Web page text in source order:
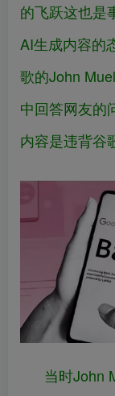
的飞跃这也是
AI生成内容的
歌的John
中回答网友的
内容是违背谷
当时John